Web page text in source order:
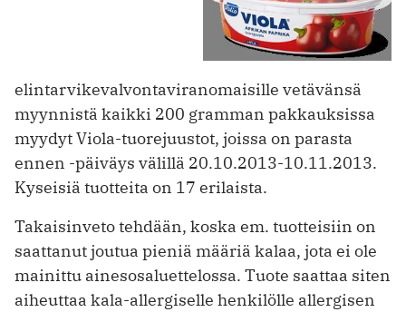
elintarvikevalvontaviranomaisille vetävänsä
myynnistä kaikki 200 gramman pakkauksissa
myydyt Viola-tuorejuustot, joissa on parasta
ennen -päiväys välillä 20.10.2013-10.11.2013.
Kyseisiä tuotteita on 17 erilaista.
Takaisinveto tehdään, koska em. tuotteisiin on
saattanut joutua pieniä määriä kalaa, jota ei ole
mainittu ainesosaluettelossa. Tuote saattaa siten
aiheuttaa kala-allergiselle henkilölle allergisen